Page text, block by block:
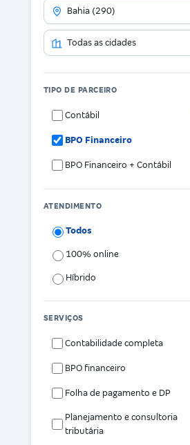
TIPO DE PARCEIRO
Contábil
BPO Financeiro
BPO Financeiro + Contábil
ATENDIMENTO
Todos
100% online
Híbrido
SERVIÇOS
Contabilidade completa
BPO financeiro
Folha de pagamento e DP
Planejamento e consultoria
tributária